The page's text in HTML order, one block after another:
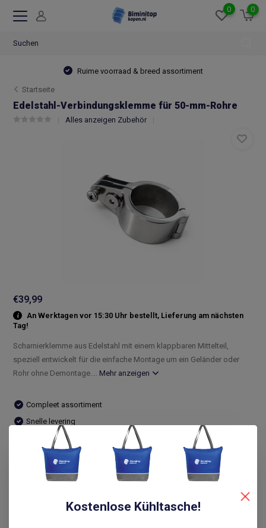
0 0
Ruime voorraad & breed assortiment
Startseite
Edelstahl-Verbindungsklemme für 50-mm-Rohre
Alles anzeigen Zubehör
€39,99
An Werktagen vor 15:30 Uhr bestellt, Lieferung am nächsten
Tag!
Scharnierklemme aus Edelstahl mit einem klappbaren Mittelteil,
speziell entwickelt für die einfache Montage um ein Geländer oder
Rohr ohne Demontage.... Mehr anzeigen
Compleet assortiment
Snelle levering
De laagste prijs
14 dagen bedenktijd
Vergleichen
Kostenlose Kühltasche!